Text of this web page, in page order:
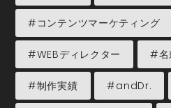
#コンテンツマーケティング
#WEBディレクター #名
#制作実績 #andDr.